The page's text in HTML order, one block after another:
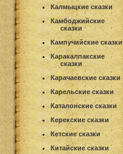
Калмыцкие сказки
Камбоджийские
сказки
Кампучийские сказки
Каракалпакские
сказки
Карачаевские сказки
Карельские сказки
Каталонские сказки
Керекские сказки
Кетские сказки
Китайские сказки